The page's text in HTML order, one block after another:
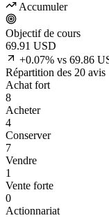
Accumuler
Objectif de cours
69.91 USD
+0.07% vs 69.86
Répartition des 20 avis
Achat fort
8
Acheter
4
Conserver
7
Vendre
1
Vente forte
0
Actionnariat